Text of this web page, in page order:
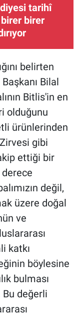
tarihî
birer
belirten
Bilal
Bitlis'in en
olduğunu
ürünlerinden
gibi
ettiği bir
değil,
üzere doğal
ve
katkı
böylesine
bulması
değerli